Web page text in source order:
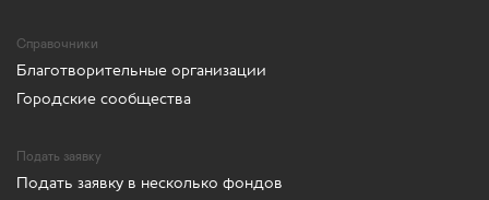
Справочники
Благотворительные организации
Городские сообщества
Подать заявку
Подать заявку в несколько фондов